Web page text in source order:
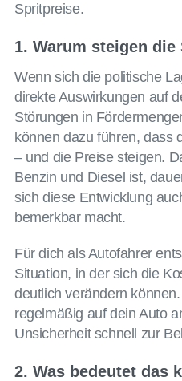
Spritpreise.
1. Warum steigen
Wenn sich die politische
direkte Auswirkungen auf
Störungen in
können dazu führen, dass
– und die Preise steigen.
Benzin und Diesel ist,
sich diese Entwicklung
bemerkbar macht.
Für dich als Autofahrer
Situation, in der sich die
deutlich verändern
regelmäßig auf dein Auto
Unsicherheit schnell zur
2. Was bedeutet das